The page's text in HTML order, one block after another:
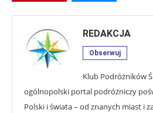
REDAKCJA
Obserwuj
Klub Podróżników
ogólnopolski portal podróżniczy
Polski i świata – od znanych miast i